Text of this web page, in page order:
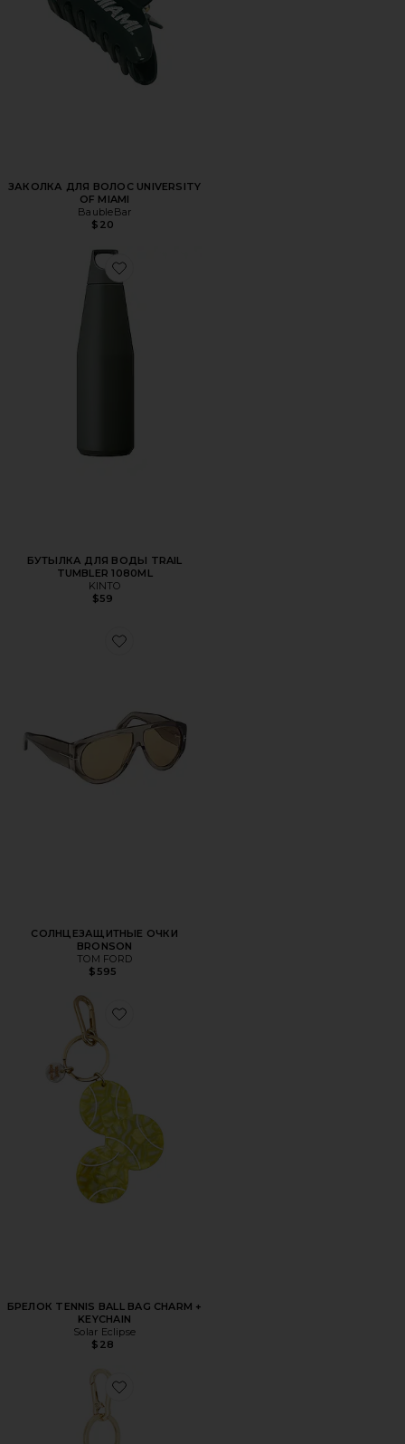
ЗАКОЛКА ДЛЯ ВОЛОС UNIVERSITY
OF MIAMI
BaubleBar
$20
Favorite БУТЫЛКА ДЛЯ ВОДЫ TRAIL TUMBLER 1080ML
БУТЫЛКА ДЛЯ ВОДЫ TRAIL
TUMBLER 1080ML
KINTO
$59
Favorite СОЛНЦЕЗАЩИТНЫЕ ОЧКИ BRONSON
СОЛНЦЕЗАЩИТНЫЕ ОЧКИ
BRONSON
TOM FORD
$595
Favorite БРЕЛОК TENNIS BALL BAG CHARM + KEYCHAIN
БРЕЛОК TENNIS BALL BAG CHARM +
KEYCHAIN
Solar Eclipse
$28
Favorite РАСПИСАННЫЙ ВРУЧНУЮ ШАРМ ДЛЯ СУМКИ